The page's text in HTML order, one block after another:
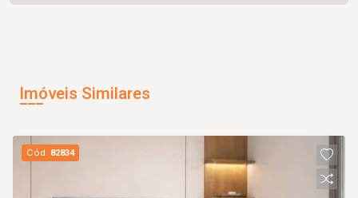
Imóveis Similares
Cód. 82834